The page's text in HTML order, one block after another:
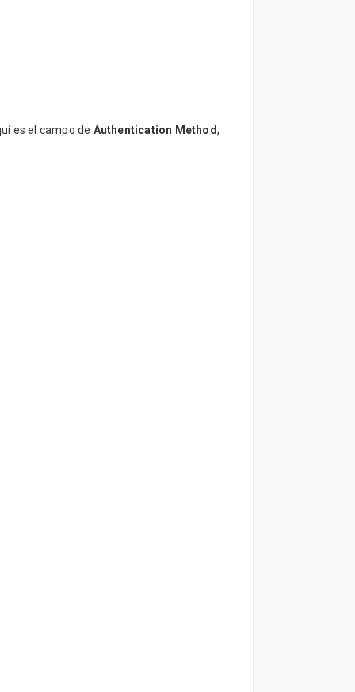
es el campo de Authentication Method,